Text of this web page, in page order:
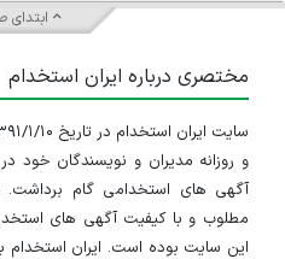
مختصری درباره ایران استخدام
و روزانه مدیران و نویسندگان
آگهی های استخدامی گام برداشت.
مطلوب و با کیفیت آگهی های
این سایت بوده است. ایران